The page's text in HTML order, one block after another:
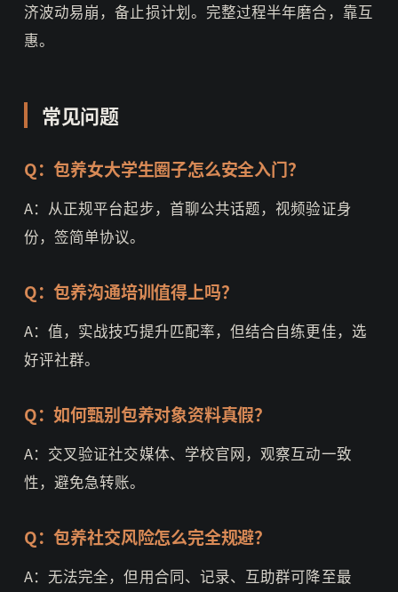
济波动易崩，备止损计划。完整过程半年磨合，靠互
惠。
常见问题
Q：包养女大学生圈子怎么安全入门？
A：从正规平台起步，首聊公共话题，视频验证身
份，签简单协议。
Q：包养沟通培训值得上吗？
A：值，实战技巧提升匹配率，但结合自练更佳，选
好评社群。
Q：如何甄别包养对象资料真假？
A：交叉验证社交媒体、学校官网，观察互动一致
性，避免急转账。
Q：包养社交风险怎么完全规避？
A：无法完全，但用合同、记录、互助群可降至最